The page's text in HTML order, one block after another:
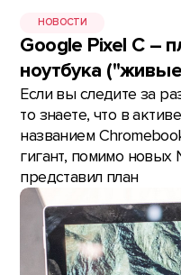
НОВОСТИ
Google Pixel C –
ноутбука
Если вы следите за
то знаете, что в
названием
гигант, помимо новых
представил план